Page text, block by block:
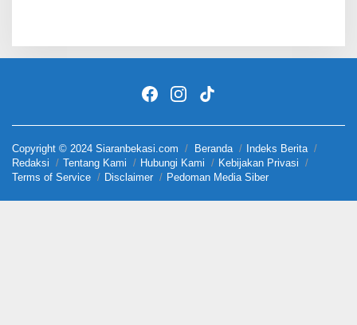
Copyright © 2024 Siaranbekasi.com Beranda
Indeks Berita
Redaksi
Tentang Kami Hubungi Kami
Kebijakan Privasi
Terms of Service
Disclaimer Pedoman Media Siber